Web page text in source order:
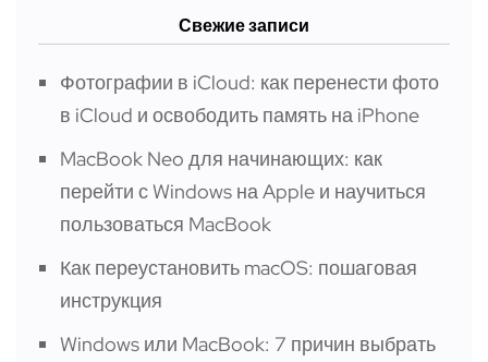
Свежие записи
Фотографии в iCloud: как перенести фото
в iCloud и освободить память на iPhone
MacBook Neo для начинающих: как
перейти с Windows на Apple и научиться
пользоваться MacBook
Как переустановить macOS: пошаговая
инструкция
Windows или MacBook: 7 причин выбрать